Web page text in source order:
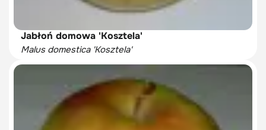
Jabłoń domowa 'Kosztela'
Malus domestica 'Kosztela'